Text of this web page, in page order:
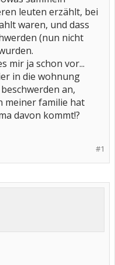
leuten erzählt, bei
waren, und dass
(nun nicht
mir ja schon vor...
in die wohnung
an,
meiner familie hat
davon kommt!?
#1